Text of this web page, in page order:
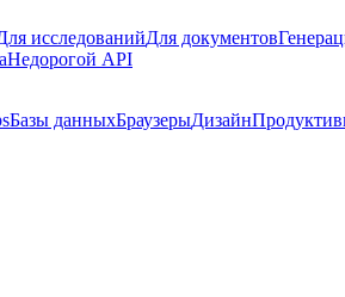
исследованийДля документов
Недорогой API
Базы данныхБраузерыДизайн